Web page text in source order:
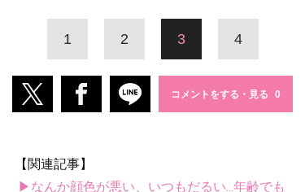
1 2 3 4
コメントをする・見る
【関連記事】
▶なんか顔色が悪い、いつもだるい...年齢でも